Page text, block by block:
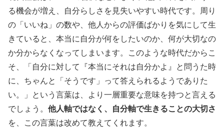
る機会が増え、自分らしさを見失いやすい時代です。周り
の「いいね」の数や、他人からの評価ばかりを気にして生
きていると、本当に自分が何をしたいのか、何が大切なの
か分からなくなってしまいます。このような時代だからこ
そ、「自分に対して『本当にそれは自分かよ』と問うた時
に、ちゃんと「そうです」って答えられるようでありた
い。」という言葉は、より一層重要な意味を持つと言える
でしょう。 他人軸ではなく、自分軸で生きることの大切さ
を、この言葉は改めて教えてくれます。